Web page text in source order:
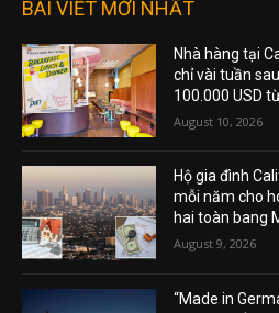
BÀI VIẾT MỚI NHẤT
Nhà hàng tại
chỉ vài tuần
100.000 USD
August 10, 2026
Hộ gia đình
mỗi năm cho
hai toàn bang
August 9, 2026
“Made in